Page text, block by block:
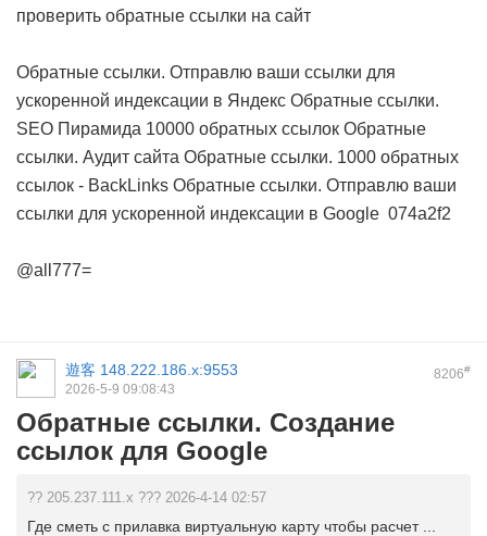
проверить обратные ссылки на сайт
Обратные ссылки. Отправлю ваши ссылки для
ускоренной индексации в Яндекс Обратные ссылки.
SEO Пирамида 10000 обратных ссылок Обратные
ссылки. Аудит сайта Обратные ссылки. 1000 обратных
ссылок - BackLinks Обратные ссылки. Отправлю ваши
ссылки для ускоренной индексации в Google 074a2f2
@all777=
8206#
遊客 148.222.186.x:9553
2026-5-9 09:08:43
Обратные ссылки. Создание
ссылок для Google
?? 205.237.111.x ??? 2026-4-14 02:57
Где сметь с прилавка виртуальную карту чтобы расчет ...